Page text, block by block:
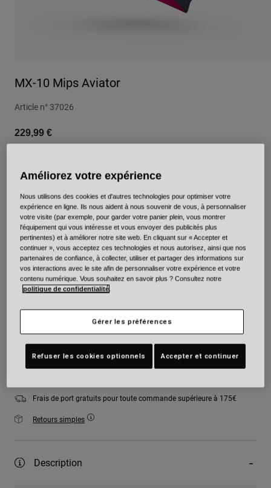
MX-10 Mips Aviator
Article n° 37026
229,99 €
sélectionné
Taille Tableau des tailles
Frais de port gratuits pour toute commande supérieure à 175€
Retours simples
Description
Améliorez votre expérience
Nous utilisons des cookies et d'autres technologies pour optimiser votre
expérience en ligne. Ils nous aident à nous souvenir de vous, à personnaliser
votre visite (par exemple, pour garder votre panier plein, vous montrer
l'équipement qui vous intéresse et vous envoyer des publicités plus
pertinentes) et à améliorer notre site web. En cliquant sur « Accepter et
continuer », vous acceptez ces technologies et nous autorisez, ainsi que nos
partenaires de confiance, à collecter, utiliser et partager des informations sur
vos interactions avec le site afin de personnaliser votre expérience et votre
contenu numérique. Vous souhaitez en savoir plus ? Consultez notre
politique de confidentialité
Gérer les préférences
Refuser les cookies optionnels Accepter et continuer